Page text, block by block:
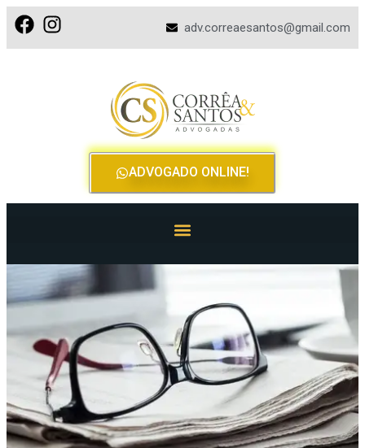
adv.correaesantos@gmail.com
ADVOGADO ONLINE!